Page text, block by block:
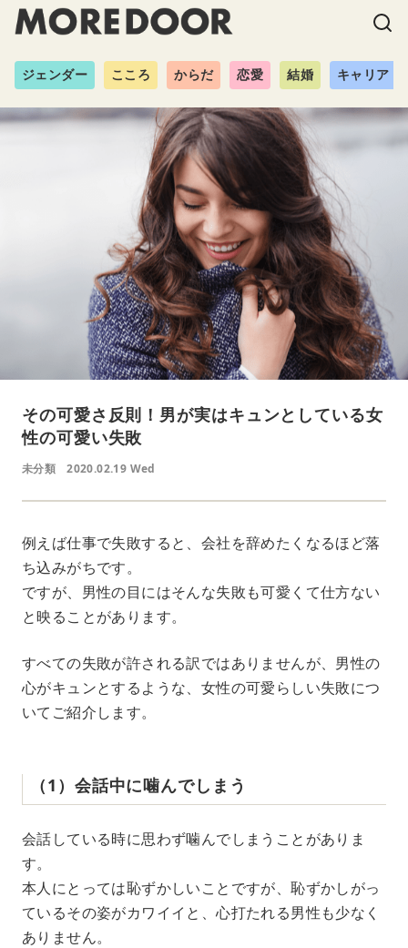
ジェンダー こころ からだ 恋愛 結婚 キャリア
その可愛さ反則！男が実はキュンとしている女
性の可愛い失敗
未分類 2020.02.19 Wed
例えば仕事で失敗すると、会社を辞めたくなるほど落
ち込みがちです。
ですが、男性の目にはそんな失敗も可愛くて仕方ない
と映ることがあります。
すべての失敗が許される訳ではありませんが、男性の
心がキュンとするような、女性の可愛らしい失敗につ
いてご紹介します。
（1）会話中に噛んでしまう
会話している時に思わず噛んでしまうことがありま
す。
本人にとっては恥ずかしいことですが、恥ずかしがっ
ているその姿がカワイイと、心打たれる男性も少なく
ありません。